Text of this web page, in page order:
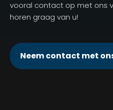
vooral contact op met ons
horen graag van u!
Neem contact met